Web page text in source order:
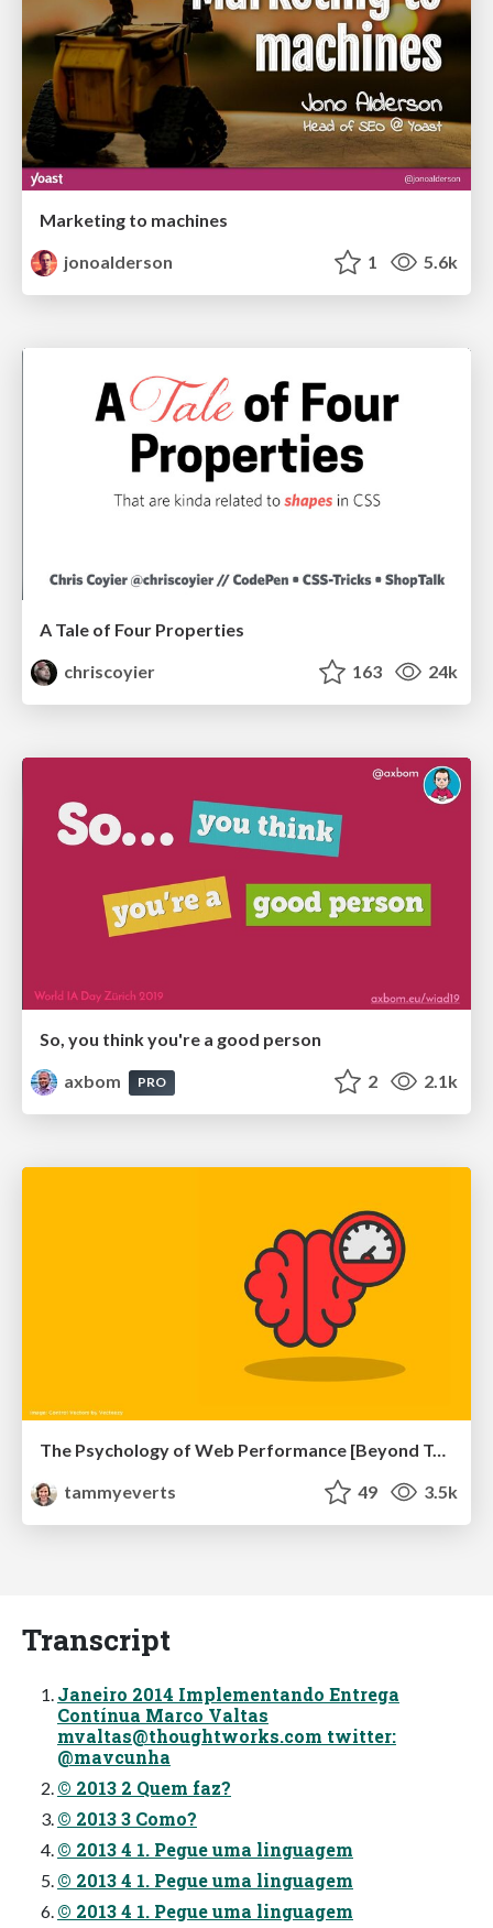
Marketing to machines
jonoalderson
1 5.6k
A Tale of Four Properties
chriscoyier
163 24k
So, you think you're a good person
axbom
PRO 2 2.1k
The Psychology of Web Performance [Beyond Tellerrand 2023]
tammyeverts
49 3.5k
Transcript
Janeiro 2014 Implementando Entrega
Contínua Marco Valtas
mvaltas@thoughtworks.com twitter:
@mavcunha
© 2013 2 Quem faz?
© 2013 3 Como?
© 2013 4 1. Pegue uma linguagem
© 2013 4 1. Pegue uma linguagem
© 2013 4 1. Pegue uma linguagem